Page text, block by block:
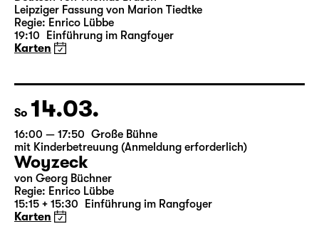
19:30 — 22:40 Große Bühne
Richard III
von William Shakespeare
Deutsch von Thomas Brasch
19:10 Einführung im Rangfoyer
Karten
So 14.03.
16:00 — 17:50 Große Bühne
mit Kinderbetreuung (Anmeldung erforderlich)
Woyzeck